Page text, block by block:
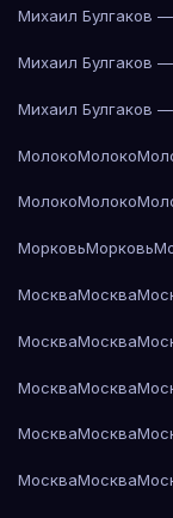
Михаил Булгаков
Михаил Булгаков
Михаил Булгаков
МолокоМолоко
МолокоМолоко
МорковьМорковь
МоскваМосква
МоскваМосква
МоскваМосква
МоскваМосква
МоскваМосква